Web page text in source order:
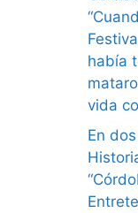
había
vida
En